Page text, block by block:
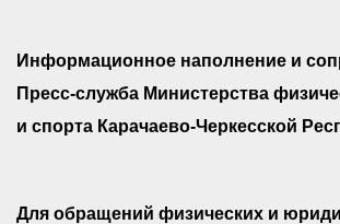
Информационное наполнение и
Пресс-служба Министерства
и спорта Карачаево-Черкесской
Для обращений физических и